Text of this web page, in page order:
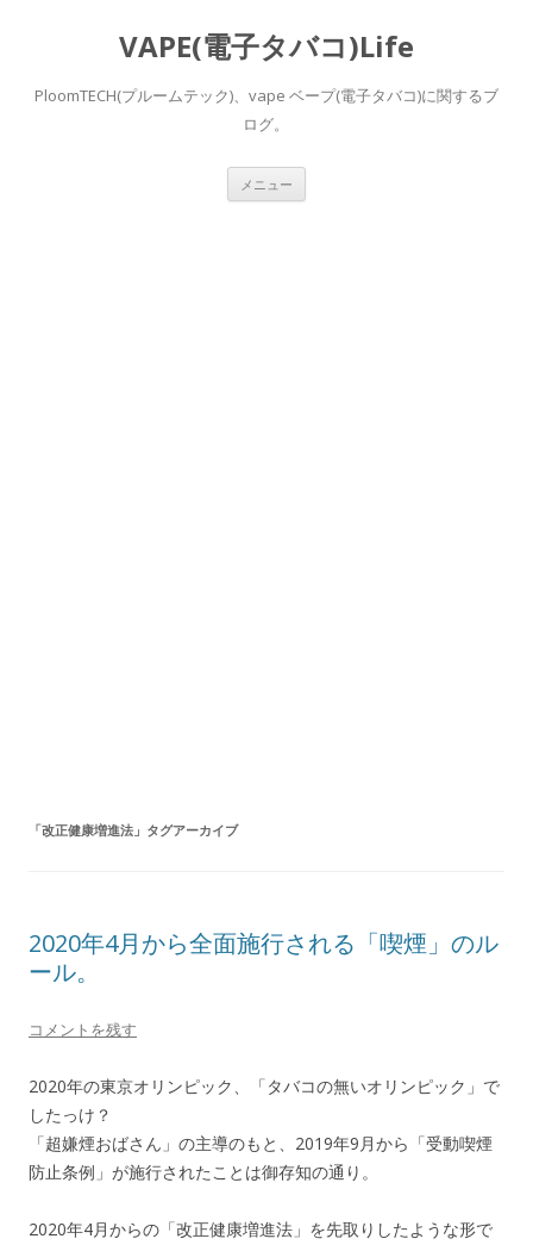
VAPE(電子タバコ)Life
PloomTECH(プルームテック)、vape ベープ(電子タバコ)に関するブ
ログ。
メニュー
「改正健康増進法 」タグアーカイブ
2020年4月から全面施行される「喫煙」のル
ール。
コメントを残す
2020年の東京オリンピック、「タバコの無いオリンピック」で
したっけ？
「超嫌煙おばさん」の主導のもと、2019年9月から「受動喫煙
防止条例」が施行されたことは御存知の通り。
2020年4月からの「改正健康増進法」を先取りしたような形で